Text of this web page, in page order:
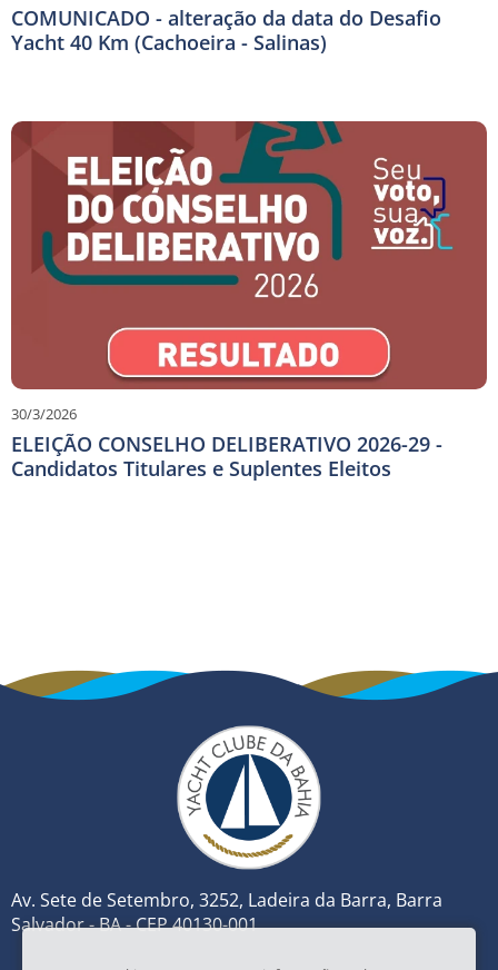
COMUNICADO - alteração da data do Desafio
Yacht 40 Km (Cachoeira - Salinas)
30/3/2026
ELEIÇÃO CONSELHO DELIBERATIVO 2026-29 -
Candidatos Titulares e Suplentes Eleitos
Av. Sete de Setembro, 3252, Ladeira da Barra, Barra
Salvador - BA - CEP 40130-001